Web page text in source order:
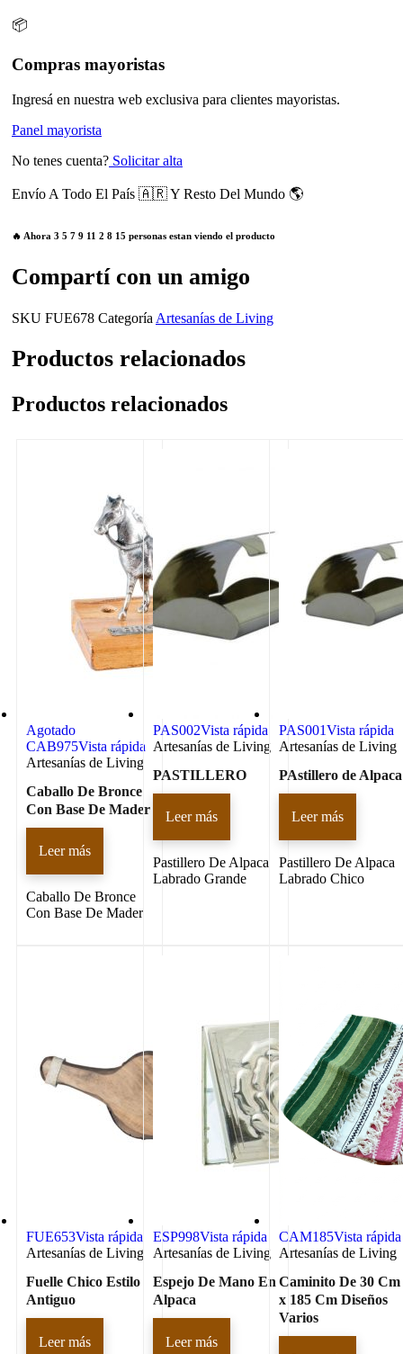
📦
Compras mayoristas
Ingresá en nuestra web exclusiva para clientes mayoristas.
Panel mayorista
No tenes cuenta? Solicitar alta
Envío A Todo El País 🇦🇷 Y Resto Del Mundo 🌎
🔥 Ahora 3 5 7 9 11 2 8 15 personas estan viendo el producto
Compartí con un amigo
SKU FUE678 Categoría Artesanías de Living
Productos relacionados
Productos relacionados
Agotado
CAB975Vista rápida
Artesanías de Living
Caballo De Bronce
Con Base De Mader
Leer más
Caballo De Bronce
Con Base De Mader
PAS002Vista rápida
Artesanías de Living
PASTILLERO
Leer más
Pastillero De Alpaca
Labrado Grande
PAS001Vista rápida
Artesanías de Living
PAstillero de Alpaca
Leer más
Pastillero De Alpaca
Labrado Chico
FUE653Vista rápida
Artesanías de Living
Fuelle Chico Estilo
Antiguo
Leer más
ESP998Vista rápida
Artesanías de Living
Espejo De Mano En
Alpaca
Leer más
CAM185Vista rápida
Artesanías de Living
Caminito De 30 Cm
x 185 Cm Diseños
Varios